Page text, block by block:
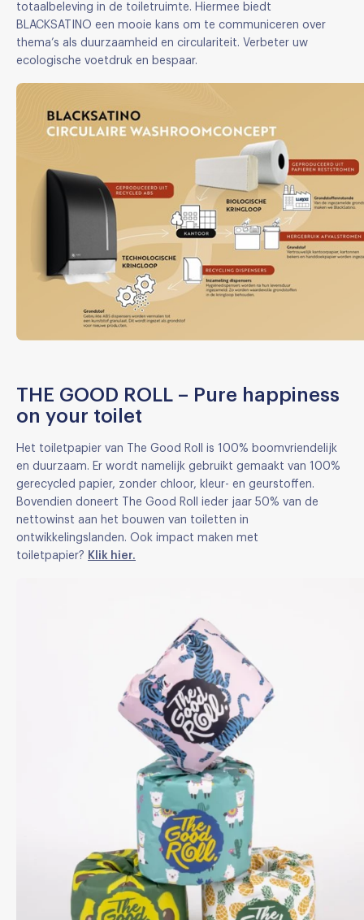
totaalbeleving in de toiletruimte. Hiermee biedt
BLACKSATINO een mooie kans om te communiceren over
thema’s als duurzaamheid en circulariteit. Verbeter uw
ecologische voetdruk en bespaar.
THE GOOD ROLL – Pure happiness
on your toilet
Het toiletpapier van The Good Roll is 100% boomvriendelijk
en duurzaam. Er wordt namelijk gebruikt gemaakt van 100%
gerecycled papier, zonder chloor, kleur- en geurstoffen.
Bovendien doneert The Good Roll ieder jaar 50% van de
nettowinst aan het bouwen van toiletten in
ontwikkelingslanden. Ook impact maken met
toiletpapier? Klik hier.